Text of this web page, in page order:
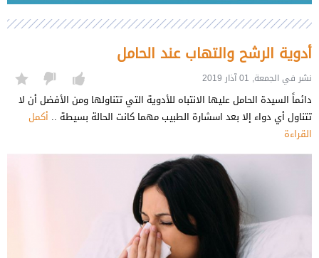
أدوية الرشح والتهاب عند الحامل
نشر في الجمعة, 01 آذار 2019
دائماً السيدة الحامل عليها الانتباه للأدوية التي تتناولها ومن الأفضل أن لا
تتناول أي دواء إلا بعد اسشارة الطبيب مهما كانت الحالة بسيطة .. أكمل
القراءة